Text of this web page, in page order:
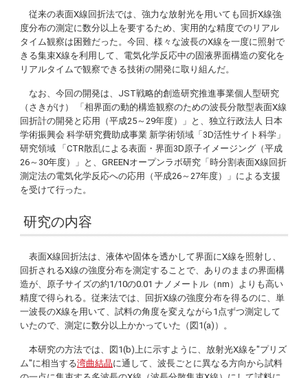
従来の表面X線回折法では、強力な放射光を用いても回折X線強
度分布の測定に数分以上を要するため、実用的な精度でのリアル
タイム観察は困難だった。今回、様々な波長のX線を一度に照射で
きる集束X線を利用して、電気化学反応中の固液界面構造の変化を
リアルタイムで観察できる技術の開発に取り組んだ。
なお、今回の開発は、JST戦略的創造研究推進事業個人型研究
（さきがけ） 「相界面の動的構造観察のための波長分散型表面X線
回折計の開発と応用（平成25～29年度）」と、独立行政法人 日本
学術振興会 科学研究費助成事業 新学術領域「3D活性サイト科学」
研究領域 「CTR散乱による表面・界面3D原子イメージング（平成
26～30年度）」と、GREENオープンラボ研究「時分割表面X線回折
測定法の電気化学反応への応用（平成26～27年度）」による支援
を受けて行った。
研究の内容
表面X線回折法は、液体や固体を透かして界面にX線を照射し、
回折されるX線の強度分布を測定することで、ありのままの界面構
造が、原子サイズの約1/10の0.01 ナノメートル（nm）よりも高い
精度で得られる。従来法では、回折X線の強度分布を得るのに、単
一波長のX線を用いて、試料の角度を変えながら1点ずつ測定して
いたので、測定に数分以上かかっていた（図1(a)）。
本研究の方法では、図1(b)上に示すように、放射光X線を"プリズ
ム"に相当する湾曲結晶に通して、波長ごとに異なる方向から試料